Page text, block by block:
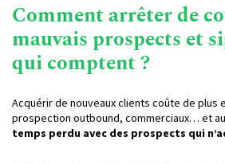
Comment arrêter de
mauvais prospects et
qui comptent ?
Acquérir de nouveaux clients coûte de plus
prospection outbound, commerciaux… et
temps perdu avec des prospects qui